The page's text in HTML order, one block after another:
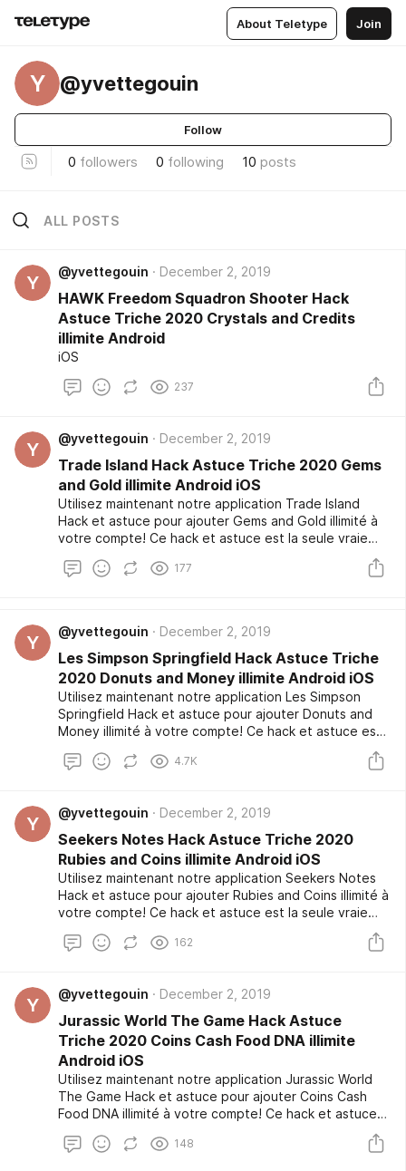
About Teletype Join
Y @yvettegouin
Follow
0 followers 0 following 10 posts
ALL POSTS
Y
@yvettegouin December 2, 2019
HAWK Freedom Squadron Shooter Hack
Astuce Triche 2020 Crystals and Credits
illimite Android
iOS
237
Y
@yvettegouin December 2, 2019
Trade Island Hack Astuce Triche 2020 Gems
and Gold illimite Android iOS
Utilisez maintenant notre application Trade Island
Hack et astuce pour ajouter Gems and Gold illimité à
votre compte! Ce hack et astuce est la seule vraie
et gratuit à utiliser! Nous avons que l'outil de piratage
tâche facile à utiliser l'outil de piratage a fait un test
bêta qui a été exclusive pour les joueurs
professionnels pendant plusieurs semaines et il vient
de publier publiquement après plusieurs demandes.
177
Y
@yvettegouin December 2, 2019
Les Simpson Springfield Hack Astuce Triche
2020 Donuts and Money illimite Android iOS
Utilisez maintenant notre application Les Simpson
Springfield Hack et astuce pour ajouter Donuts and
Money illimité à votre compte! Ce hack et astuce est
être sécurisé et gratuit à utiliser! Nous avons que
sécurité. C'est une tâche facile à utiliser l'outil de
piratage a fait un test bêta qui a été exclusive pour
les joueurs professionnels pendant plusieurs semaines
et il vient de publier publiquement après plusieurs
demandes.
4.7K
Y
@yvettegouin December 2, 2019
Seekers Notes Hack Astuce Triche 2020
Rubies and Coins illimite Android iOS
Utilisez maintenant notre application Seekers Notes
Hack et astuce pour ajouter Rubies and Coins illimité à
votre compte! Ce hack et astuce est la seule vraie
et gratuit à utiliser! Nous avons que l'outil de piratage
tâche facile à utiliser l'outil de piratage a fait un test
bêta qui a été exclusive pour les joueurs
professionnels pendant plusieurs semaines et il vient
de publier publiquement après plusieurs demandes.
162
Y
@yvettegouin December 2, 2019
Jurassic World The Game Hack Astuce
Triche 2020 Coins Cash Food DNA illimite
Android iOS
Utilisez maintenant notre application Jurassic World
The Game Hack et astuce pour ajouter Coins Cash
Food DNA illimité à votre compte! Ce hack et astuce
peut être sécurisé et gratuit à utiliser! Nous avons
148